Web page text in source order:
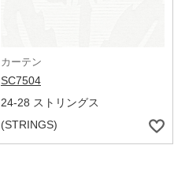
カーテン
SC7504
24-28 ストリングス
(STRINGS)